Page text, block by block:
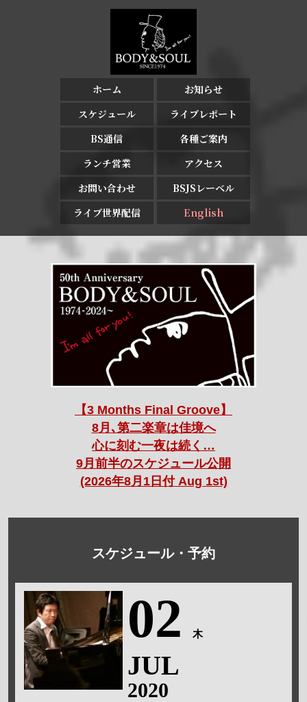
ホーム
お知らせ
スケジュール
ライブレポート
BS通信
各種ご案内
ランチ営業
アクセス
お問い合わせ
BSJSレーベル
ライブ世界配信
English
【3 Months Final Groove】
8月､第二楽章は佳境へ
心に刻む一夜は続く…
9月前半のスケジュール公開
(2026年8月1日付 Aug 1st)
スケジュール・予約
02 木
JUL
2020